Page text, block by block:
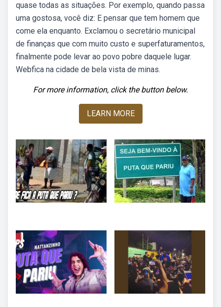
quase todas as situações. Por exemplo, quando passa
uma gostosa, você diz: E pensar que tem homem que
come ela enquanto. Exclamou o secretário municipal
de finanças que com muito custo e superfaturamentos,
finalmente pode levar ao povo pobre daquele lugar.
Webfica na cidade de bela vista de minas.
For more information, click the button below.
LEARN MORE